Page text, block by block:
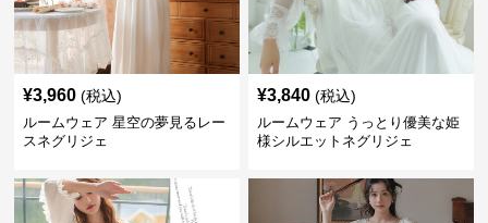
¥3,960 (税込)
ルームウェア 星空の夢見るレー
スネグリジェ
¥3,840 (税込)
ルームウェア うっとり優美な姫
様シルエットネグリジェ